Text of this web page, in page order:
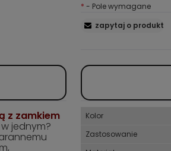
* - Pole wymagane
zapytaj o produkt
z zamkiem
jednym?
Kolor
Zastosowanie